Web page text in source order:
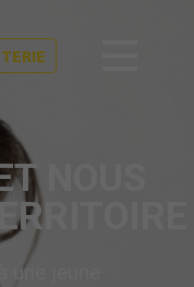
NOUS
une jeune